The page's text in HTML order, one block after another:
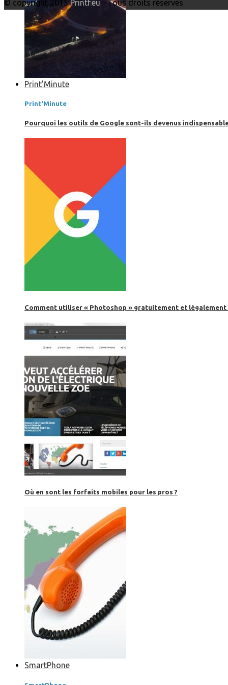
Print’Minute
Print'Minute
Pourquoi les outils de Google sont-ils devenus
Comment utiliser « Photoshop » gratuitement et légalement
Où en sont les forfaits mobiles pour les pros ?
SmartPhone
© copyright 2015Printf.eu - Tous droits réservés